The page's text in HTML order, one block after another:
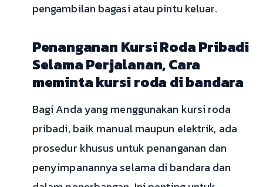
pengambilan bagasi atau pintu keluar.
Penanganan Kursi Roda Pribadi
Selama Perjalanan, Cara
meminta kursi roda di bandara
Bagi Anda yang menggunakan kursi roda
pribadi, baik manual maupun elektrik, ada
prosedur khusus untuk penanganan dan
penyimpanannya selama di bandara dan